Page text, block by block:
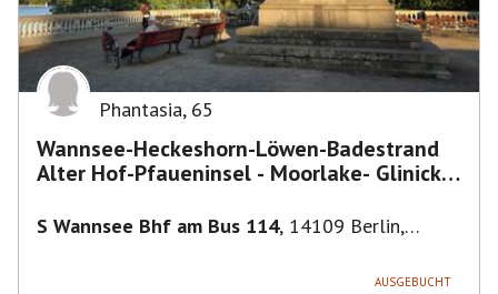
Phantasia, 65
Wannsee-Heckeshorn-Löwen-Badestrand
Alter Hof-Pfaueninsel - Moorlake- Glinicker
S Wannsee Bhf am Bus 114, 14109 Berlin,
AUSGEBUCHT